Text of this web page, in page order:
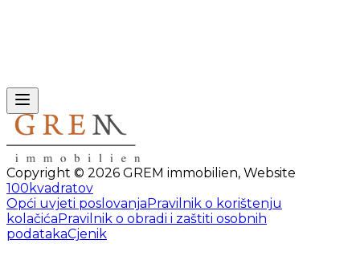
Copyright © 2026 GREM immobilien, Website
100kvadratov
Opći uvjeti poslovanjaPravilnik o korištenju
kolačićaPravilnik o obradi i zaštiti osobnih
podatakaCjenik